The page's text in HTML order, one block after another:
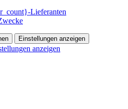
Lieferanten
Einstellungen anzeigen
anzeigen